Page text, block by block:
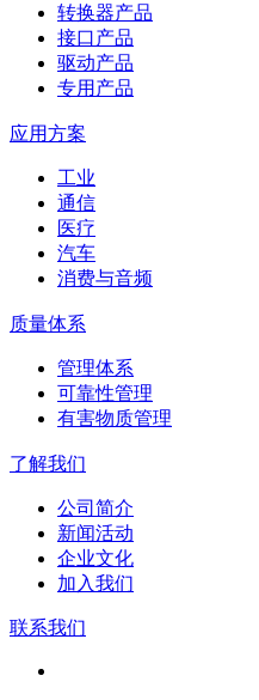
转换器产品
接口产品
驱动产品
专用产品
应用方案
工业
通信
医疗
汽车
消费与音频
质量体系
管理体系
可靠性管理
有害物质管理
了解我们
公司简介
新闻活动
企业文化
加入我们
联系我们